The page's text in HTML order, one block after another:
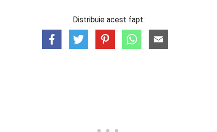
Distribuie acest fapt: